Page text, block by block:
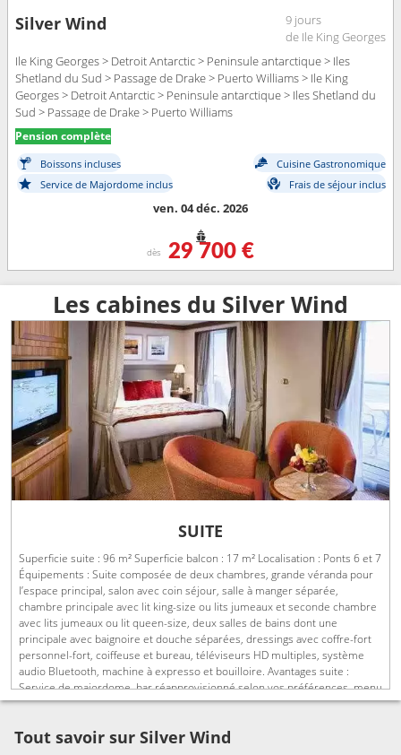
Silver Wind
9 jours
de Ile King Georges
Ile King Georges > Detroit Antarctic > Peninsule antarctique > Iles
Shetland du Sud > Passage de Drake > Puerto Williams > Ile King
Georges > Detroit Antarctic > Peninsule antarctique > Iles Shetland du
Sud > Passage de Drake > Puerto Williams
Pension complète
Boissons incluses
Cuisine Gastronomique
Service de Majordome inclus
Frais de séjour inclus
ven. 04 déc. 2026
dès 29 700 €
Les cabines du Silver Wind
SUITE
Superficie suite : 96 m² Superficie balcon : 17 m² Localisation : Ponts 6 et 7
Équipements : Suite composée de deux chambres, grande véranda pour
l’espace principal, salon avec coin séjour, salle à manger séparée,
chambre principale avec lit king-size ou lits jumeaux et seconde chambre
avec lits jumeaux ou lit queen-size, deux salles de bains dont une
principale avec baignoire et douche séparées, dressings avec coffre-fort
personnel-fort, coiffeuse et bureau, téléviseurs HD multiples, système
audio Bluetooth, machine à expresso et bouilloire. Avantages suite :
Service de majordome, bar réapprovisionné selon vos préférences, menu
d’oreillers, peignoirs et chaussons, produits de bain de luxe, Wi-Fi offert,
Tout savoir sur Silver Wind